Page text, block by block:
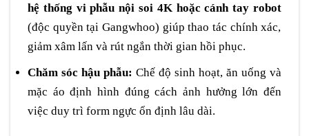
hệ thống vi phẫu nội soi 4K hoặc cánh tay robot
(độc quyền tại Gangwhoo) giúp thao tác chính xác,
giảm xâm lấn và rút ngắn thời gian hồi phục.
Chăm sóc hậu phẫu: Chế độ sinh hoạt, ăn uống và
mặc áo định hình đúng cách ảnh hưởng lớn đến
việc duy trì form ngực ổn định lâu dài.